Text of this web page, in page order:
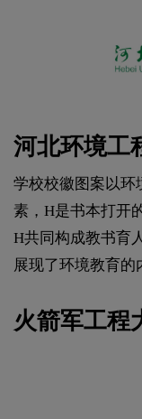
河北环境工
学校校徽图案以环
素，H是书本打开
H共同构成教书育
展现了环境教育的
火箭军工程